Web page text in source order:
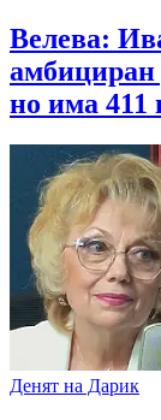
Велева:
амбициран
но има 411
Денят на Дарик